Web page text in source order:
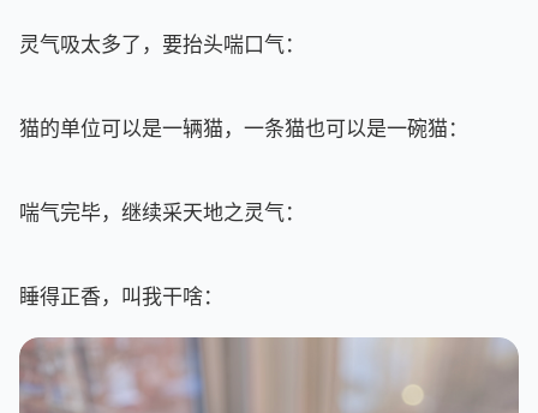
灵气吸太多了，要抬头喘口气：
猫的单位可以是一辆猫，一条猫也可以是一碗猫：
喘气完毕，继续采天地之灵气：
睡得正香，叫我干啥：